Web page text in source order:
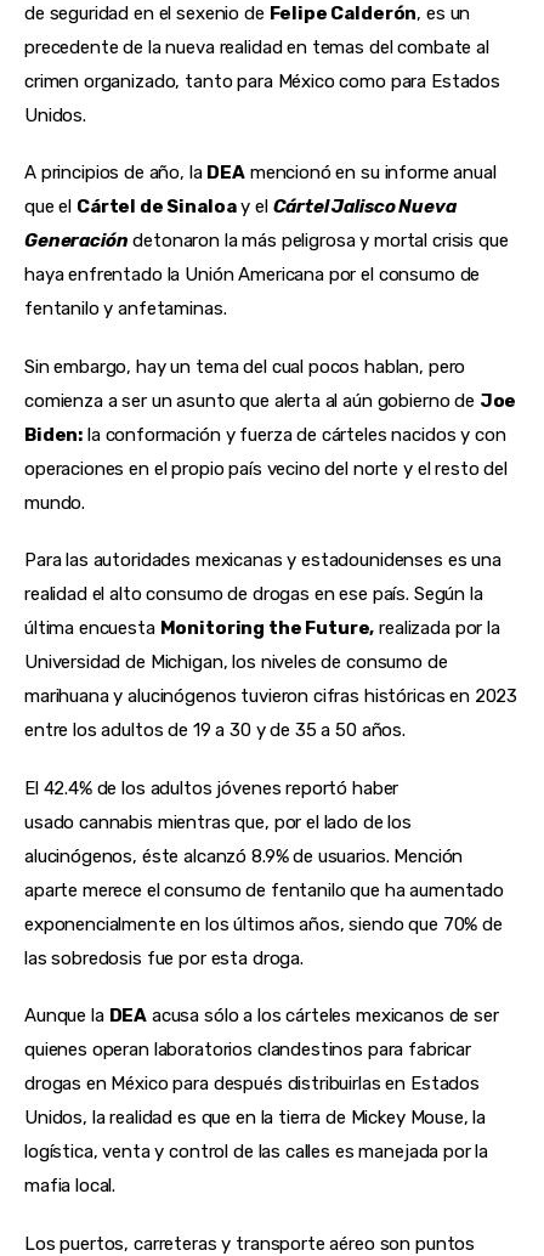
de seguridad en el sexenio de Felipe Calderón, es un
precedente de la nueva realidad en temas del combate al
crimen organizado, tanto para México como para Estados
Unidos.
A principios de año, la DEAmencionó en su informe anual
que el Cártel de Sinaloay el Cártel Jalisco Nueva
Generación detonaron la más peligrosa y mortal crisis que
haya enfrentado la Unión Americana por el consumo de
fentanilo y anfetaminas.
Sin embargo, hay un tema del cual pocos hablan, pero
comienza a ser un asunto que alerta al aún gobierno de Joe
Biden: la conformación y fuerza de cárteles nacidos y con
operaciones en el propio país vecino del norte y el resto del
mundo.
Para las autoridades mexicanas y estadounidenses es una
realidad el alto consumo de drogas en ese país. Según la
última encuesta Monitoring the Future, realizada por la
Universidad de Michigan, los niveles de consumo de
marihuana y alucinógenos tuvieron cifras históricas en 2023
entre los adultos de 19 a 30 y de 35 a 50 años.
El 42.4% de los adultos jóvenes reportó haber
usado cannabis mientras que, por el lado de los
alucinógenos, éste alcanzó 8.9% de usuarios. Mención
aparte merece el consumo de fentanilo que ha aumentado
exponencialmente en los últimos años, siendo que 70% de
las sobredosis fue por esta droga.
Aunque la DEA acusa sólo a los cárteles mexicanos de ser
quienes operan laboratorios clandestinos para fabricar
drogas en México para después distribuirlas en Estados
Unidos, la realidad es que en la tierra de Mickey Mouse, la
logística, venta y control de las calles es manejada por la
mafia local.
Los puertos, carreteras y transporte aéreo son puntos